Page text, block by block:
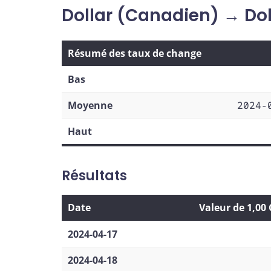
Dollar (Canadien) →
Résumé des taux de change
Bas
Moyenne
Haut
Résultats
Date
Valeur de 1,00
2024-04-17
2024-04-18